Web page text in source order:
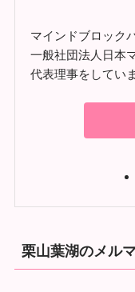
マインドブロック
一般社団法人日本
代表理事をしてい
栗山葉湖のメル